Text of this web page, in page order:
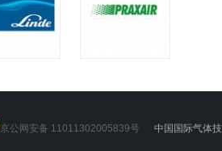
京公网安备 11011302005839号 中国国际气体技